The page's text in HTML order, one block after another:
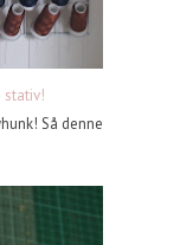
stativ!
Så denne